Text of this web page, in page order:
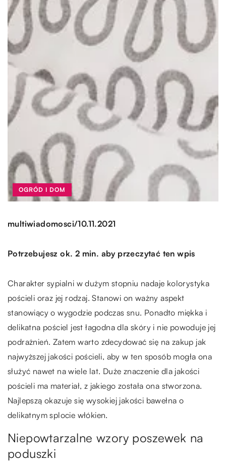
OGRÓD I DOM
multiwiadomosci/10.11.2021
Potrzebujesz ok. 2 min. aby przeczytać ten wpis
Charakter sypialni w dużym stopniu nadaje kolorystyka
pościeli oraz jej rodzaj. Stanowi on ważny aspekt
stanowiący o wygodzie podczas snu. Ponadto miękka i
delikatna pościel jest łagodna dla skóry i nie powoduje jej
podrażnień. Zatem warto zdecydować się na zakup jak
najwyższej jakości pościeli, aby w ten sposób mogła ona
służyć nawet na wiele lat. Duże znaczenie dla jakości
pościeli ma materiał, z jakiego została ona stworzona.
Najlepszą okazuje się wysokiej jakości bawełna o
delikatnym splocie włókien.
Niepowtarzalne wzory poszewek na
poduszki